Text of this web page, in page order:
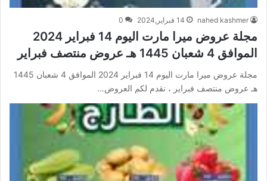
nahed kashmer 14 فبراير,2024 0
مجلة عروض ميرا مارت اليوم 14 فبراير 2024
الموافق 4 شعبان 1445 هـ عروض منتصف فبراير
مجلة عروض ميرا مارت اليوم 14 فبراير 2024 الموافق 4 شعبان 1445
هـ عروض منتصف فبراير ، نقدم لكم العروض…